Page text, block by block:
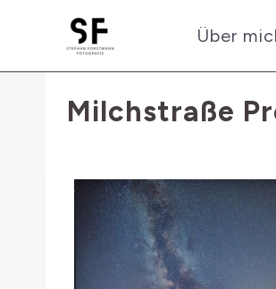
springen
Über
Milchstraße